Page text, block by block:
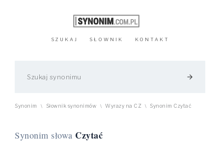
SZUKAJ SŁOWNIK KONTAKT
arrow_forward
Synonim \ Słownik synonimów \ Wyrazy na CZ \ Synonim Czytać
Synonim słowa Czytać